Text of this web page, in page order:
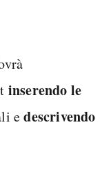
inserendo le
edescrivendo